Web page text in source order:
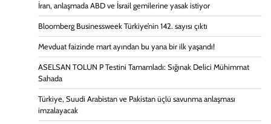
İran, anlaşmada ABD ve İsrail gemilerine yasak istiyor
Bloomberg Businessweek Türkiye’nin 142. sayısı çıktı
Mevduat faizinde mart ayından bu yana bir ilk yaşandı!
ASELSAN TOLUN P Testini Tamamladı: Sığınak Delici Mühimmat
Sahada
Türkiye, Suudi Arabistan ve Pakistan üçlü savunma anlaşması
imzalayacak